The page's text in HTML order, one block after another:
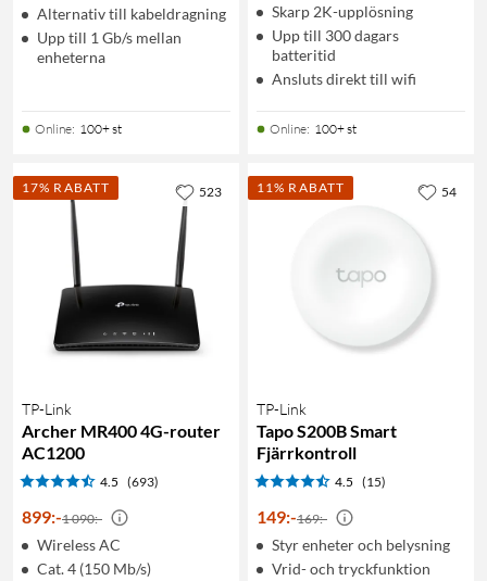
Alternativ till kabeldragning
Upp till 1 Gb/s mellan
enheterna
Online: 100+ st
Skarp 2K-upplösning
Upp till 300 dagars
batteritid
Ansluts direkt till wifi
Online: 100+ st
17% RABATT
TP-Link
Archer MR400 4G-router
AC1200
4.5 (693)
899:-1 090:-
Wireless AC
Cat. 4 (150 Mb/s)
523 11% RABATT
TP-Link
Tapo S200B Smart
Fjärrkontroll
4.5 (15)
149:-169:-
Styr enheter och belysning
Vrid- och tryckfunktion
54